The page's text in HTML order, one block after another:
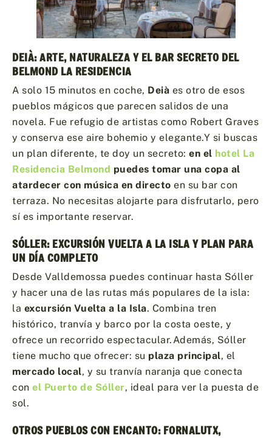
DEIÀ: ARTE, NATURALEZA Y EL BAR SECRETO DEL
BELMOND LA RESIDENCIA
A solo 15 minutos en coche, Deià es otro de esos
pueblos mágicos que parecen salidos de una
novela. Fue refugio de artistas como Robert Graves
y conserva ese aire bohemio y elegante.Y si buscas
un plan diferente, te doy un secreto: en el hotel La
Residencia Belmond puedes tomar una copa al
atardecer con música en directo en su bar con
terraza. No necesitas alojarte para disfrutarlo, pero
sí es importante reservar.
SÓLLER: EXCURSIÓN VUELTA A LA ISLA Y PLAN PARA
UN DÍA COMPLETO
Desde Valldemossa puedes continuar hasta Sóller
y hacer una de las rutas más populares de la isla:
la excursión Vuelta a la Isla. Combina tren
histórico, tranvía y barco por la costa oeste, y
ofrece un recorrido espectacular.Además, Sóller
tiene mucho que ofrecer: su plaza principal, el
mercado local, y su tranvía naranja que conecta
con el Puerto de Sóller, ideal para ver la puesta de
sol.
OTROS PUEBLOS CON ENCANTO: FORNALUTX,